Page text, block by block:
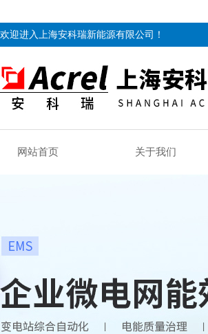
欢迎进入上海安科瑞新能源有限公司！
网站首页 关于我们